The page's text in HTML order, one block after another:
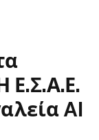
Ε.Σ.Α.Ε.
AI